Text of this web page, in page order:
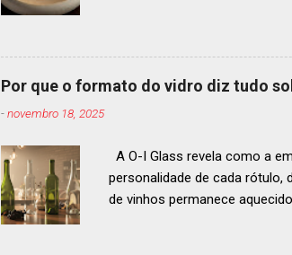
ranqueados nas posições
gastronomia de toda a
um espectro mais amplo de
Por que o formato do vidro diz tudo
-novembro 18, 2025
A O-I Glass revela como a
personalidade de cada
de vinhos permanece
até 2029, de acordo com a